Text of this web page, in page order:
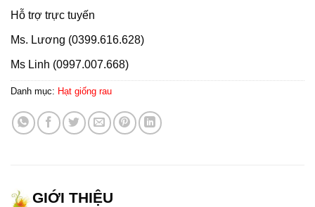
Hỗ trợ trực tuyến
Ms. Lương (0399.616.628)
Ms Linh (0997.007.668)
Danh mục: Hạt giống rau
GIỚI THIỆU